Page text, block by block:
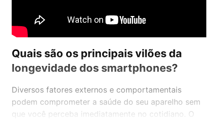
Quais são os principais vilões da
longevidade dos smartphones?
Diversos fatores externos e comportamentais
podem comprometer a saúde do seu aparelho sem
que você perceba imediatamente no cotidiano. O